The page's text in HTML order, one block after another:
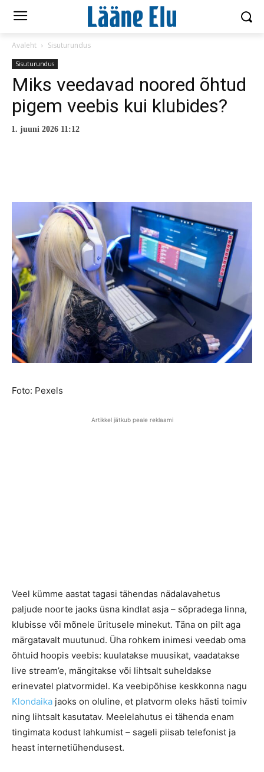
Avaleht Sisuturundus
Sisuturundus
Miks veedavad noored õhtud
pigem veebis kui klubides?
1. juuni 2026 11:12
Foto: Pexels
Artikkel jätkub peale reklaami
Veel kümme aastat tagasi tähendas nädalavahetus
paljude noorte jaoks üsna kindlat asja – sõpradega linna,
klubisse või mõnele üritusele minekut. Täna on pilt aga
märgatavalt muutunud. Üha rohkem inimesi veedab oma
õhtuid hoopis veebis: kuulatakse muusikat, vaadatakse
live stream’e, mängitakse või lihtsalt suheldakse
erinevatel platvormidel. Ka veebipõhise keskkonna nagu
Klondaika jaoks on oluline, et platvorm oleks hästi toimiv
ning lihtsalt kasutatav. Meelelahutus ei tähenda enam
tingimata kodust lahkumist – sageli piisab telefonist ja
heast internetiühendusest.